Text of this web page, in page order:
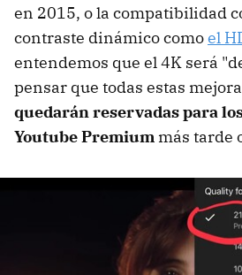
en 2015, o la compatibilidad
contraste dinámico comoel
entendemos que el 4K será
pensar que todas estas
quedarán reservadas para
Youtube Premium más tarde